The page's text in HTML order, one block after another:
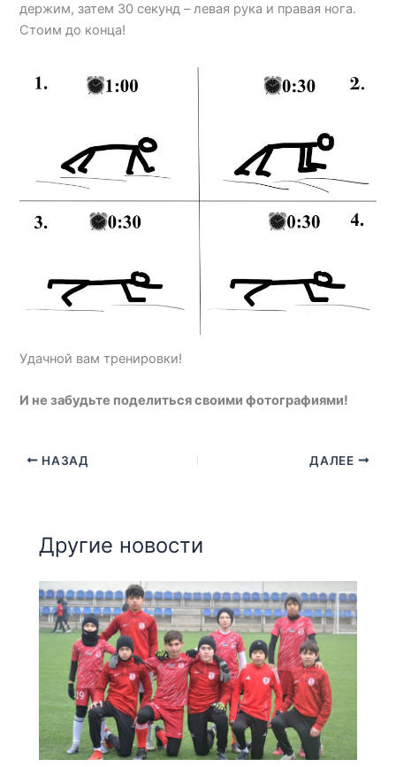
держим, затем 30 секунд – левая рука и правая нога.
Стоим до конца!
Удачной вам тренировки!
И не забудьте поделиться своими фотографиями!
НАЗАД ДАЛЕЕ
Другие новости